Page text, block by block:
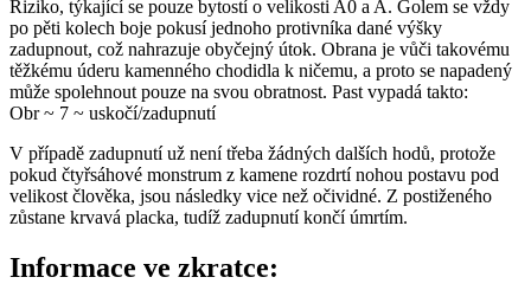
Riziko, týkající se pouze bytostí o velikosti A0 a A. Golem se vždy
po pěti kolech boje pokusí jednoho protivníka dané výšky
zadupnout, což nahrazuje obyčejný útok. Obrana je vůči takovému
těžkému úderu kamenného chodidla k ničemu, a proto se napadený
může spolehnout pouze na svou obratnost. Past vypadá takto:
Obr ~ 7 ~ uskočí/zadupnutí
V případě zadupnutí už není třeba žádných dalších hodů, protože
pokud čtyřsáhové monstrum z kamene rozdrtí nohou postavu pod
velikost člověka, jsou následky vice než očividné. Z postiženého
zůstane krvavá placka, tudíž zadupnutí končí úmrtím.
Informace ve zkratce: